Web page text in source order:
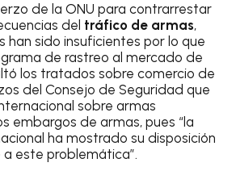
de la ONU para contrarrestar
del tráfico de armas,
han sido insuficientes por lo que
de rastreo al mercado de
los tratados sobre comercio de
del Consejo de Seguridad que
sobre armas
embargos de armas, pues “la
ha mostrado su disposición
este problemática”.